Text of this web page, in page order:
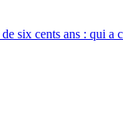
six cents ans : qui a